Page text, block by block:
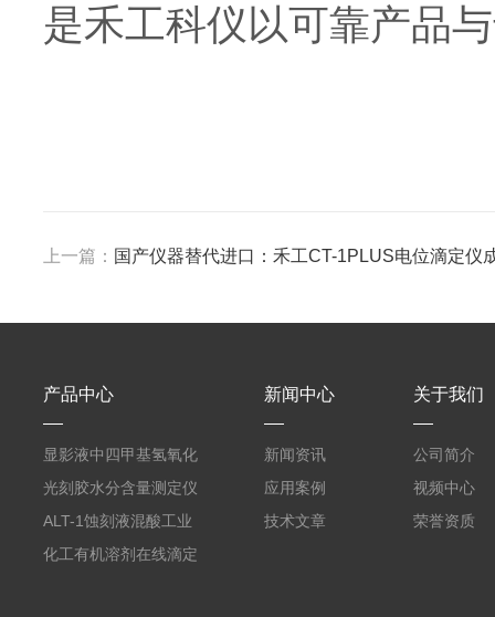
是禾工科仪以可靠产品
上一篇： 国产仪器替代进口：禾工CT-1PLUS电位滴定仪
产品中心
显影液中四甲基氢氧化
铵的浓度测定仪
光刻胶水分含量测定仪
AKF-C6
ALT-1蚀刻液混酸工业
在线滴定分析仪
化工有机溶剂在线滴定
新闻中心
新闻资讯
应用案例
技术文章
关于我们
公司简介
视频中心
荣誉资质